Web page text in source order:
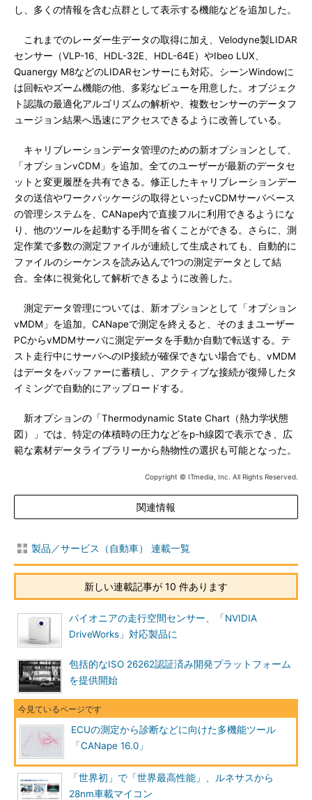
し、多くの情報を含む点群として表示する機能などを追加した。
これまでのレーダー生データの取得に加え、Velodyne製LIDAR
センサー（VLP-16、HDL-32E、HDL-64E）やIbeo LUX、
Quanergy M8などのLIDARセンサーにも対応。シーンWindowに
は回転やズーム機能の他、多彩なビューを用意した。オブジェク
ト認識の最適化アルゴリズムの解析や、複数センサーのデータフ
ュージョン結果へ迅速にアクセスできるように改善している。
キャリブレーションデータ管理のための新オプションとして、
「オプションvCDM」を追加。全てのユーザーが最新のデータセ
ットと変更履歴を共有できる。修正したキャリブレーションデー
タの送信やワークパッケージの取得といったvCDMサーバベース
の管理システムを、CANape内で直接フルに利用できるようにな
り、他のツールを起動する手間を省くことができる。さらに、測
定作業で多数の測定ファイルが連続して生成されても、自動的に
ファイルのシーケンスを読み込んで1つの測定データとして結
合。全体に視覚化して解析できるように改善した。
測定データ管理については、新オプションとして「オプション
vMDM」を追加。CANapeで測定を終えると、そのままユーザー
PCからvMDMサーバに測定データを手動か自動で転送する。テ
スト走行中にサーバへのIP接続が確保できない場合でも、vMDM
はデータをバッファーに蓄積し、アクティブな接続が復帰したタ
イミングで自動的にアップロードする。
新オプションの「Thermodynamic State Chart（熱力学状態
図）」では、特定の体積時の圧力などをp-h線図で表示でき、広
範な素材データライブラリーから熱物性の選択も可能となった。
Copyright © ITmedia, Inc. All Rights Reserved.
関連情報
製品／サービス（自動車） 連載一覧
新しい連載記事が 10 件あります
パイオニアの走行空間センサー、「NVIDIA
DriveWorks」対応製品に
包括的なISO 26262認証済み開発プラットフォーム
を提供開始
ECUの測定から診断などに向けた多機能ツール
「CANape 16.0」
「世界初」で「世界最高性能」、ルネサスから
28nm車載マイコン